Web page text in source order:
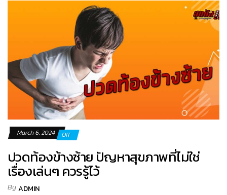
March 6, 2024 Off
ปวดท้องข้างซ้าย ปัญหาสุขภาพที่ไม่ใช่
เรื่องเล่นๆ ควรรู้ไว้
ByADMIN